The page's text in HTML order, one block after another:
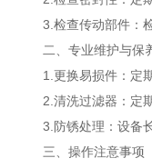
3.检查传动部件：检
二、专业维护与保
1.更换易损件：定期
2.清洗过滤器：定期
3.防锈处理：设备长
三、操作注意事项